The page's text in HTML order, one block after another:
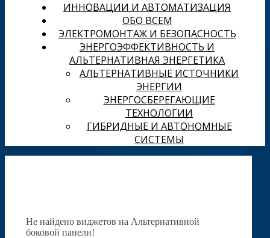
ИННОВАЦИИ И АВТОМАТИЗАЦИЯ
ОБО ВСЕМ
ЭЛЕКТРОМОНТАЖ И БЕЗОПАСНОСТЬ
ЭНЕРГОЭФФЕКТИВНОСТЬ И
АЛЬТЕРНАТИВНАЯ ЭНЕРГЕТИКА
АЛЬТЕРНАТИВНЫЕ ИСТОЧНИКИ
ЭНЕРГИИ
ЭНЕРГОСБЕРЕГАЮЩИЕ
ТЕХНОЛОГИИ
ГИБРИДНЫЕ И АВТОНОМНЫЕ
СИСТЕМЫ
Не найдено виджетов на Альтернативной
боковой панели!